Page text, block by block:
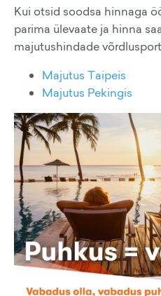
Kui otsid soodsa hinnaga
parima ülevaate ja hinna
majutushindade
Majutus Taipeis
Majutus Pekingis